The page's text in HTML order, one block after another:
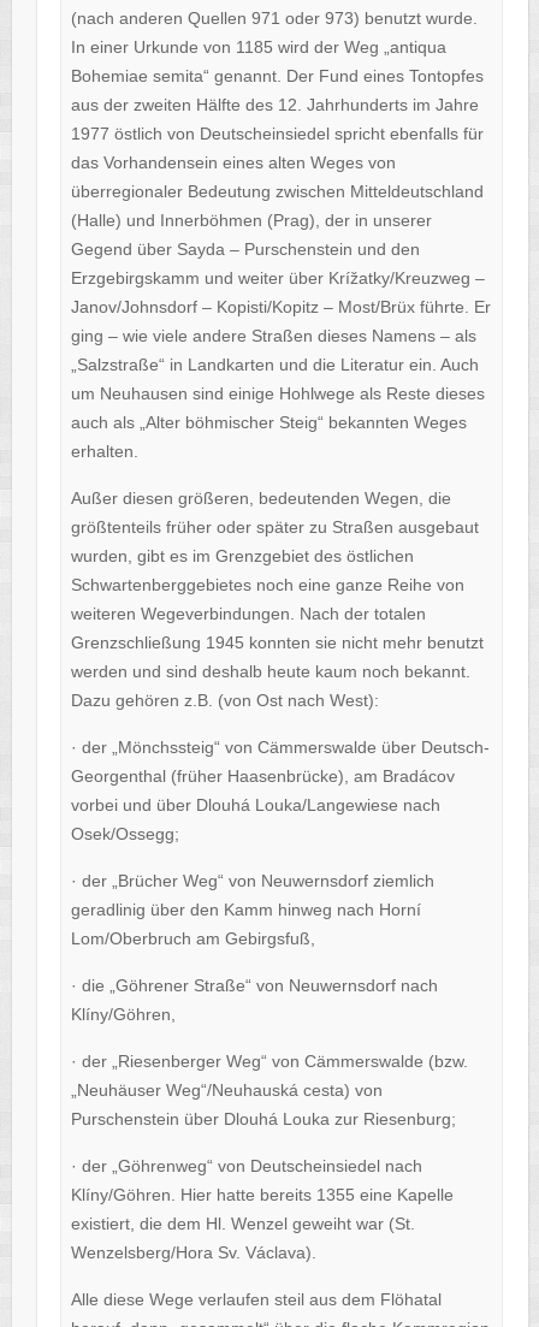
(nach anderen Quellen 971 oder 973) benutzt wurde.
In einer Urkunde von 1185 wird der Weg „antiqua
Bohemiae semita“ genannt. Der Fund eines Tontopfes
aus der zweiten Hälfte des 12. Jahrhunderts im Jahre
1977 östlich von Deutscheinsiedel spricht ebenfalls für
das Vorhandensein eines alten Weges von
überregionaler Bedeutung zwischen Mitteldeutschland
(Halle) und Innerböhmen (Prag), der in unserer
Gegend über Sayda – Purschenstein und den
Erzgebirgskamm und weiter über Krížatky/Kreuzweg –
Janov/Johnsdorf – Kopisti/Kopitz – Most/Brüx führte. Er
ging – wie viele andere Straßen dieses Namens – als
„Salzstraße“ in Landkarten und die Literatur ein. Auch
um Neuhausen sind einige Hohlwege als Reste dieses
auch als „Alter böhmischer Steig“ bekannten Weges
erhalten.
Außer diesen größeren, bedeutenden Wegen, die
größtenteils früher oder später zu Straßen ausgebaut
wurden, gibt es im Grenzgebiet des östlichen
Schwartenberggebietes noch eine ganze Reihe von
weiteren Wegeverbindungen. Nach der totalen
Grenzschließung 1945 konnten sie nicht mehr benutzt
werden und sind deshalb heute kaum noch bekannt.
Dazu gehören z.B. (von Ost nach West):
· der „Mönchssteig“ von Cämmerswalde über Deutsch-
Georgenthal (früher Haasenbrücke), am Bradácov
vorbei und über Dlouhá Louka/Langewiese nach
Osek/Ossegg;
· der „Brücher Weg“ von Neuwernsdorf ziemlich
geradlinig über den Kamm hinweg nach Horní
Lom/Oberbruch am Gebirgsfuß,
· die „Göhrener Straße“ von Neuwernsdorf nach
Klíny/Göhren,
· der „Riesenberger Weg“ von Cämmerswalde (bzw.
„Neuhäuser Weg“/Neuhauská cesta) von
Purschenstein über Dlouhá Louka zur Riesenburg;
· der „Göhrenweg“ von Deutscheinsiedel nach
Klíny/Göhren. Hier hatte bereits 1355 eine Kapelle
existiert, die dem Hl. Wenzel geweiht war (St.
Wenzelsberg/Hora Sv. Václava).
Alle diese Wege verlaufen steil aus dem Flöhatal